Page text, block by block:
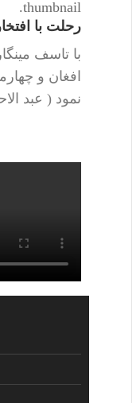
thumbnail.
رحلت با
با تاسف
افغان و
نمود ( عبد